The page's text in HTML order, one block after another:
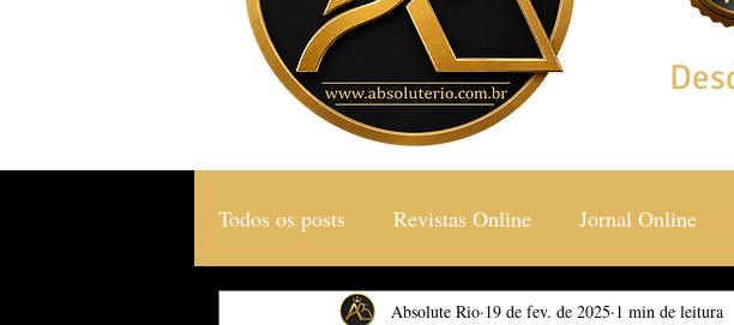
Todos os posts Revistas Online Jornal Online
Gastronomia & Turismo Social & Estilos
Absolute Rio 19 de fev. de 2025 1 min de leitura